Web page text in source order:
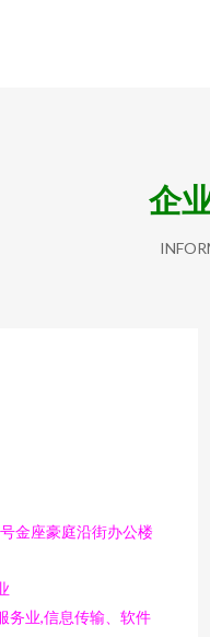
企
金座豪庭沿街办公楼
务业,信息传输、软件